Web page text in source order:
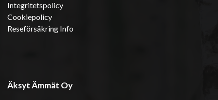
Integritetspolicy
Cookiepolicy
Reseförsäkring Info
Äksyt Ämmät Oy